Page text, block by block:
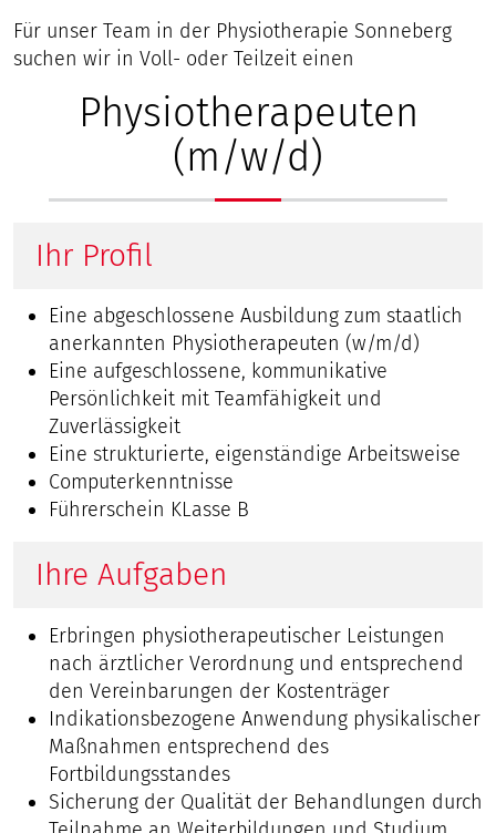
Für unser Team in der Physiotherapie Sonneberg
suchen wir in Voll- oder Teilzeit einen
Physiotherapeuten
(m/w/d)
Ihr Profil
Eine abgeschlossene Ausbildung zum staatlich
anerkannten Physiotherapeuten (w/m/d)
Eine aufgeschlossene, kommunikative
Persönlichkeit mit Teamfähigkeit und
Zuverlässigkeit
Eine strukturierte, eigenständige Arbeitsweise
Computerkenntnisse
Führerschein KLasse B
Ihre Aufgaben
Erbringen physiotherapeutischer Leistungen
nach ärztlicher Verordnung und entsprechend
den Vereinbarungen der Kostenträger
Indikationsbezogene Anwendung physikalischer
Maßnahmen entsprechend des
Fortbildungsstandes
Sicherung der Qualität der Behandlungen durch